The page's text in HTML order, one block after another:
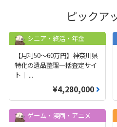
ピックア
シニア・終活・年金
【月利50〜60万円】神奈川県
特化の遺品整理一括査定サイ
ト｜ ...
¥4,280,000
ゲーム・漫画・アニメ